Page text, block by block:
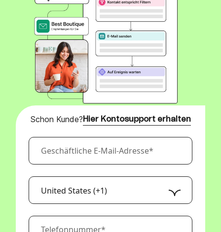
Schon Kunde? Hier Kontosupport erhalten